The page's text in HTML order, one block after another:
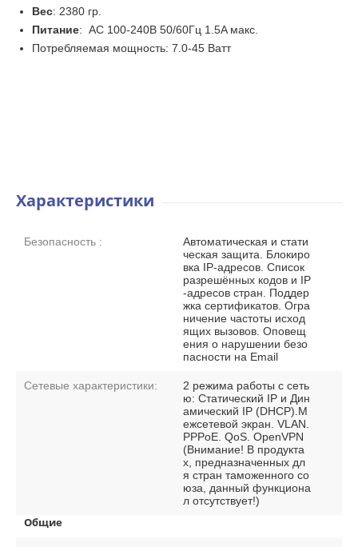
Вес: 2380 гр.
Питание: AC 100-240В 50/60Гц 1.5A макс.
Потребляемая мощность: 7.0-45 Ватт
Характеристики
Безопасность :
Автоматическая и стати
ческая защита. Блокиро
вка IP-адресов. Список
разрешённых кодов и IP
-адресов стран. Поддер
жка сертификатов. Огра
ничение частоты исход
ящих вызовов. Оповещ
ения о нарушении безо
пасности на Email
Сетевые характеристики:
2 режима работы с сеть
ю: Статический IP и Дин
амический IP (DHCP).М
ежсетевой экран. VLAN.
PPPoE. QoS. OpenVPN
(Внимание! В продукта
х, предназначенных дл
я стран таможенного со
юза, данный функциона
л отсутствует!)
Общие